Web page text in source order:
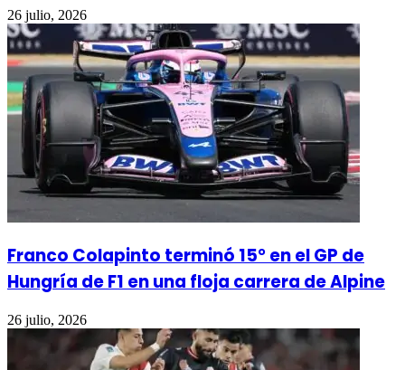
26 julio, 2026
Franco Colapinto terminó 15° en el GP de
Hungría de F1 en una floja carrera de Alpine
26 julio, 2026